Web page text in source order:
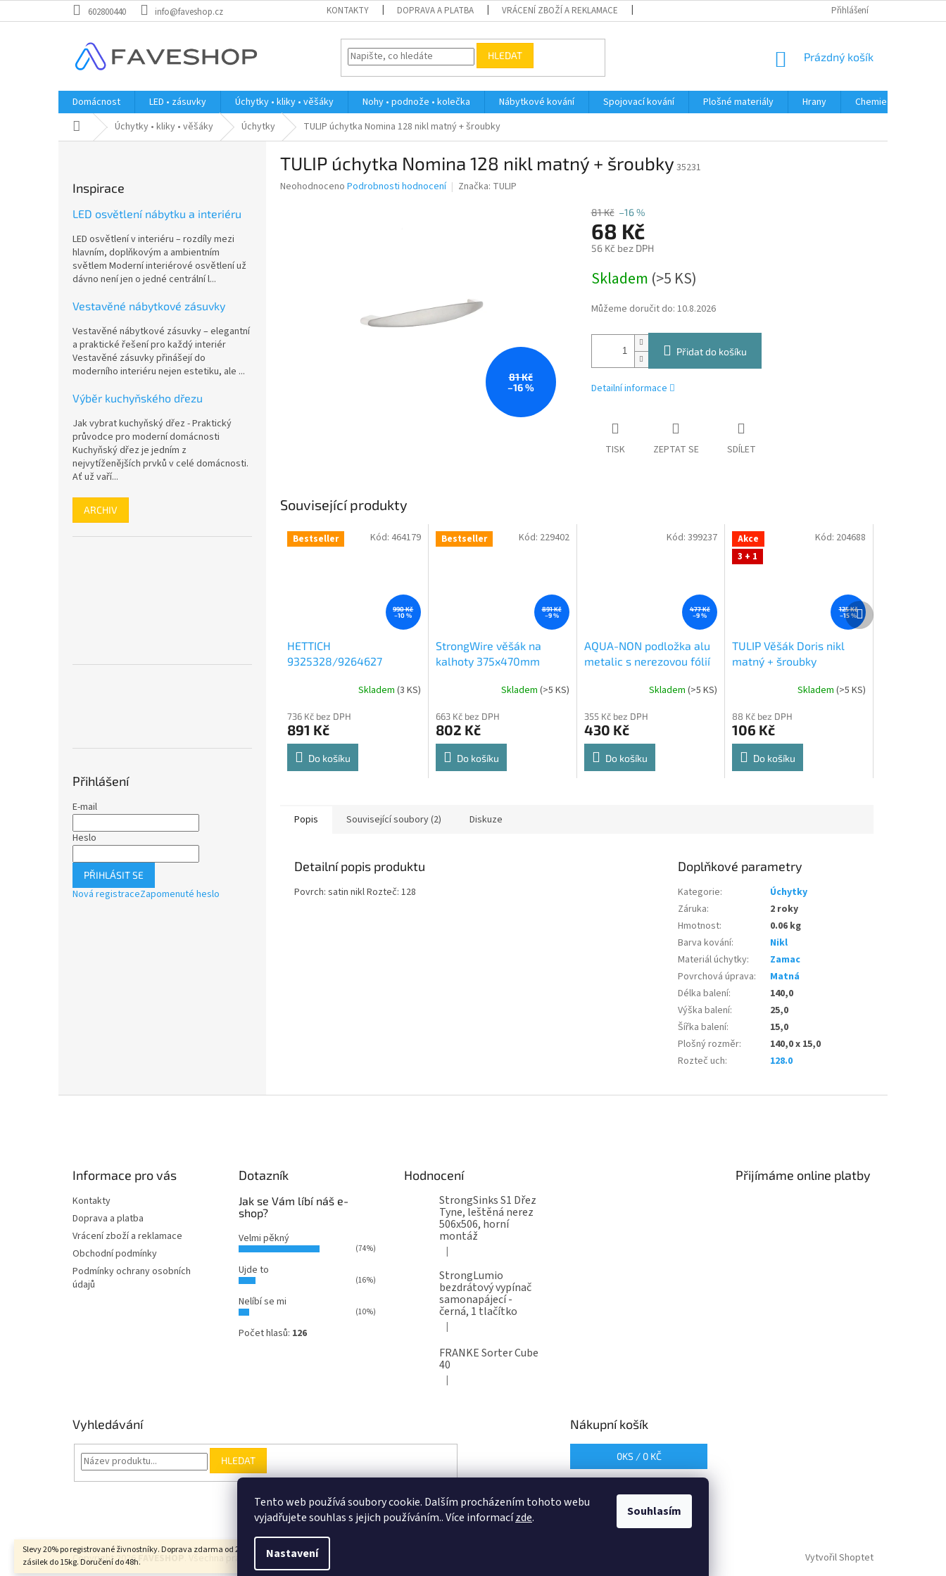
Tento web používá soubory cookie. Dalším procházením tohoto webu
vyjadřujete souhlas s jejich používáním.. Více informacízde.
Nastavení
Souhlasím
na
Slevy 20% po registrované živnostníky. Doprava zdarma od 2000Kč u balíkových
zásilek do 15kg. Doručení do 48h.
602800440 info@faveshop.cz KONTAKTY DOPRAVA A PLATBA VRÁCENÍ ZBOŽÍ A REKLAMACE PODMÍNKY OCHRANY OSOBNÍCH ÚDAJŮ
Přihlášení
HLEDAT
NÁKUPNÍ
Prázdný košík
Domácnost LED • zásuvky Úchytky • kliky • věšáky Nohy • podnože • kolečka Nábytkové kování Spojovací kování Plošné materiály Hrany
Chemie • doplňky
Domů Úchytky • kliky • věšáky Úchytky TULIP úchytka Nomina 128 nikl matný + šroubky
Inspirace
LED osvětlení nábytku a interiéru
LED osvětlení v interiéru – rozdíly mezi
hlavním, doplňkovým a ambientním
světlem Moderní interiérové osvětlení už
dávno není jen o jedné centrální l...
Vestavěné nábytkové zásuvky
Vestavěné nábytkové zásuvky – elegantní
a praktické řešení pro každý interiér
Vestavěné zásuvky přinášejí do
moderního interiéru nejen estetiku, ale ...
Výběr kuchyňského dřezu
Jak vybrat kuchyňský dřez - Praktický
průvodce pro moderní domácnosti
Kuchyňský dřez je jedním z
nejvytíženějších prvků v celé domácnosti.
Ať už vaří...
ARCHIV
Přihlášení
E-mail
Heslo
PŘIHLÁSIT SE
Nová registraceZapomenuté heslo
TULIP úchytka Nomina 128 nikl matný + šroubky 35231
Průměrné
Neohodnoceno Podrobnosti hodnocení Značka: TULIP
81 Kč
–16 %
81 Kč –16 %
68 Kč
56 Kč bez DPH
cena:
Skladem (>5 KS)
Můžeme doručit do: 10.8.2026
Přidat do košíku
Detailní informace
TISK ZEPTAT SE SDÍLET
Související produkty
Bestseller
990 Kč
–10 %
HETTICH
9325328/9264627
produktu
je
4,8
5
Skladem (3 KS)
736 Kč bez DPH
891 Kč
Do košíku
Kód: 464179 Bestseller
891 Kč
–9 %
StrongWire věšák na
kalhoty 375x470mm
produktu
je
4,8
5
Skladem (>5 KS)
663 Kč bez DPH
802 Kč
Do košíku
Kód: 229402
477 Kč
–9 %
AQUA-NON podložka alu
metalic s nerezovou fólií
produktu
je
4,6
5
Skladem(>5 KS)
355 Kč bez DPH
430 Kč
Do košíku
Kód:399237
Akce
3 + 1
125 Kč
–15 %
TULIP Věšák Doris nikl
matný + šroubky
produktu
je
5,0
5
Skladem(>5 KS)
88 Kč bez DPH
106 Kč
Do košíku
Kód: 204688
Další
produkt
Popis Související soubory (2) Diskuze
Detailní popis produktu
Povrch: satin nikl Rozteč: 128
Doplňkové parametry
Kategorie:
Úchytky
Záruka:
2 roky
Hmotnost:
0.06 kg
Barva kování:
Nikl
Materiál úchytky:
Zamac
Povrchová úprava:
Matná
Délka balení:
140,0
Výška balení:
25,0
Šířka balení:
15,0
Plošný rozměr:
140,0 x 15,0
Rozteč uch: 128.0
Informace pro vás
Kontakty
Doprava a platba
Vrácení zboží a reklamace
Obchodní podmínky
Podmínky ochrany osobních
údajů
Dotazník
Jak se Vám líbí náš e-
shop?
Velmi pěkný
(74%)
Ujde to
(16%)
Nelíbí se mi
(10%)
Počet hlasů: 126
Hodnocení
StrongSinks S1 Dřez
Tyne, leštěná nerez
506x506, horní
montáž
Hodnocení produktu je 5 z 5 hvězdiček.
|
StrongLumio
bezdrátový vypínač
samonapájecí -
černá, 1 tlačítko
Hodnocení produktu je 4 z 5 hvězdiček.
|
FRANKE Sorter Cube
40
Hodnocení produktu je 3 z 5 hvězdiček.
|
Přijímáme online platby
Vyhledávání
HLEDAT
Nákupní košík
0KS / 0 KČ
Vytvořil Shoptet
Copyright 2026 FAVESHOP . Všechna práva vyhrazena.